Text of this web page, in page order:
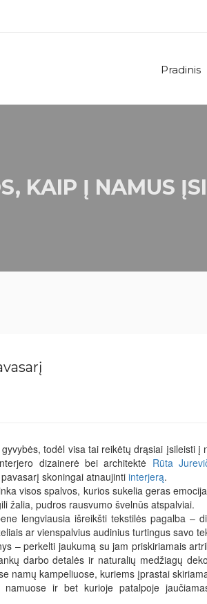
Pradinis
KAIP Į NAMUS
todėl visa tai reikėtų drąsiai įsileisti į
dizainerė bei architektė Rūta
skoningai atnaujintiinterjerą.
visos spalvos, kurios sukelia geras
žalia, pudros rausvumo švelnūs atspalviai.
lengviausia išreikšti tekstilės pagalba –
ar vienspalvius audinius turtingus savo
– perkelti jaukumą su jam priskiriamais
darbo detalės ir naturalių medžiagų
namų kampeliuose, kuriems įprastai
ir bet kurioje patalpoje